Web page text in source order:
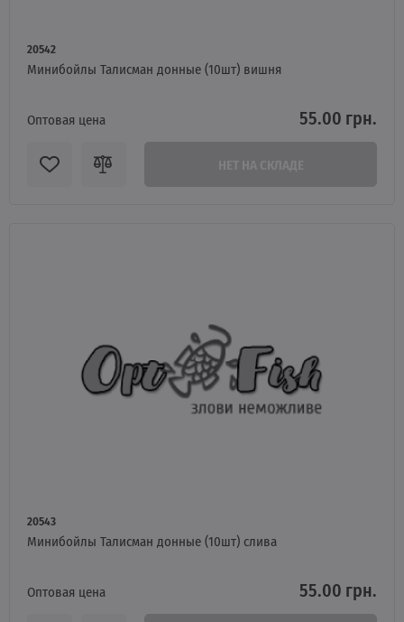
20542
Минибойлы Талисман донные (10шт) вишня
Оптовая цена 55.00 грн.
20543
Минибойлы Талисман донные (10шт) слива
Оптовая цена 55.00 грн.